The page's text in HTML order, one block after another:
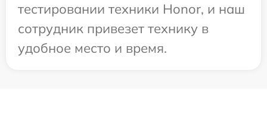
тестировании техники Honor, и наш
сотрудник привезет технику в
удобное место и время.